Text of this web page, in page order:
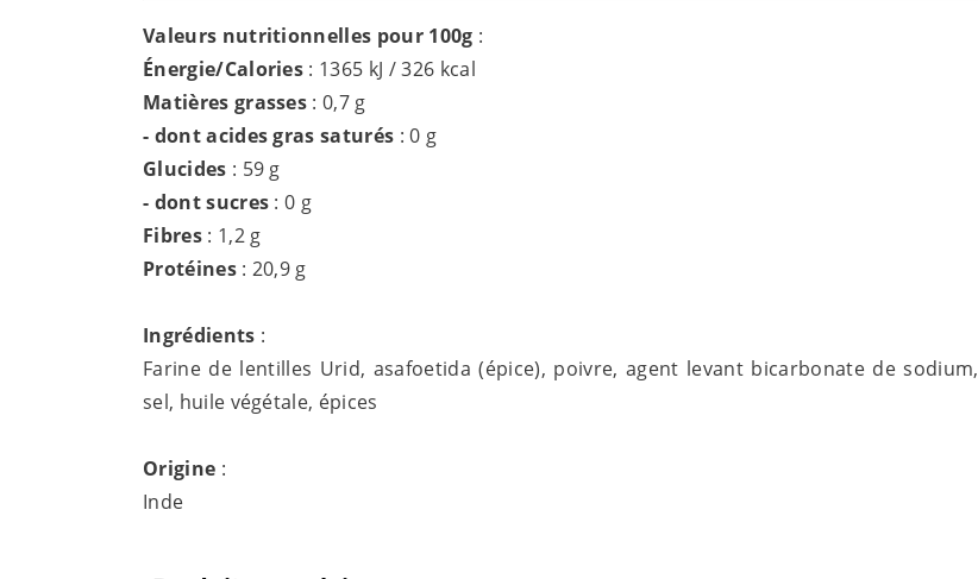
Valeurs nutritionnelles pour 100g :
Énergie/Calories : 1365 kJ / 326 kcal
Matières grasses : 0,7 g
- dont acides gras saturés : 0 g
Glucides : 59 g
- dont sucres : 0 g
Fibres : 1,2 g
Protéines : 20,9 g
Ingrédients :
Farine de lentilles Urid, asafoetida (épice), poivre, agent levant bicarbonate de sodium,
sel, huile végétale, épices
Origine :
Inde